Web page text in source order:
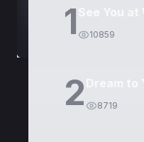
1 10859
2 8719